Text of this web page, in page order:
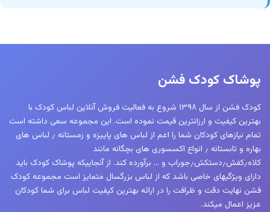
پوشاک کودک فشن
کودک فشن از سال ۱۳۹۸ شروع به فعالیت فروش آنلاین لباس کودک با
بهترین کیفیت و ارزانترین قیمت نموده است. این مجموعه سعی داشته است
تمام نیازهای کودکان شما را اعم از لباس های پاییزه و زمستانه ٫ لباس های
بهاره و تابستانه ٫ انواع اکسسوری های بچگانه مانند
کلاه٫کفش٫دستکش٫جوراب و … برآورده کند. از آنجاییکه پوشاک کودک باید
دارای ویژگیهای خاصی باشد که از لباس بزرگسال متمایز است مجموعه کودک
فشن نهایت دقت و ظرافت را در ارائه بهترین کیفیت لباس برای شما کودکان
عزیز اعمال میکند.